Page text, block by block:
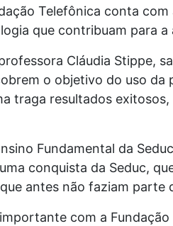
Telefônica conta
que contribuam para
Cláudia Stippe,
o objetivo do uso
traga resultados
Fundamental da
conquista da Seduc,
antes não faziam parte
com a